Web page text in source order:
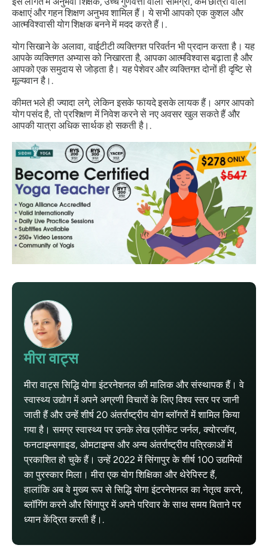
कक्षाएं और गहन शिक्षण अनुभव शामिल हैं। ये सभी आपको एक कुशल और
आत्मविश्वासी योग शिक्षक बनने में मदद करते हैं।.
योग सिखाने के अलावा, वाईटीटी व्यक्तिगत परिवर्तन भी प्रदान करता है। यह
आपके व्यक्तिगत अभ्यास को निखारता है, आपका आत्मविश्वास बढ़ाता है और
आपको एक समुदाय से जोड़ता है। यह पेशेवर और व्यक्तिगत दोनों ही दृष्टि से
मूल्यवान है।.
कीमत भले ही ज्यादा लगे, लेकिन इसके फायदे इसके लायक हैं। अगर आपको
योग पसंद है, तो प्रशिक्षण में निवेश करने से नए अवसर खुल सकते हैं और
आपकी यात्रा अधिक सार्थक हो सकती है।.
मीरा वाट्स
मीरा वाट्स सिद्धि योगा इंटरनेशनल की मालिक और संस्थापक हैं। वे
स्वास्थ्य उद्योग में अपने अग्रणी विचारों के लिए विश्व स्तर पर जानी
जाती हैं और उन्हें शीर्ष 20 अंतर्राष्ट्रीय योग ब्लॉगरों में शामिल किया
गया है। समग्र स्वास्थ्य पर उनके लेख एलीफेंट जर्नल, क्योरजॉय,
फनटाइम्सगाइड, ओमटाइम्स और अन्य अंतर्राष्ट्रीय पत्रिकाओं में
प्रकाशित हो चुके हैं। उन्हें 2022 में सिंगापुर के शीर्ष 100 उद्यमियों
का पुरस्कार मिला। मीरा एक योग शिक्षिका और थेरेपिस्ट हैं,
हालांकि अब वे मुख्य रूप से सिद्धि योगा इंटरनेशनल का नेतृत्व करने,
ब्लॉगिंग करने और सिंगापुर में अपने परिवार के साथ समय बिताने पर
ध्यान केंद्रित करती हैं।.